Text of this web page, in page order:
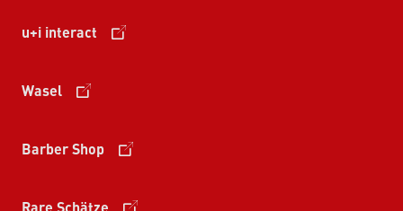
u+i interact
Wasel
Barber Shop